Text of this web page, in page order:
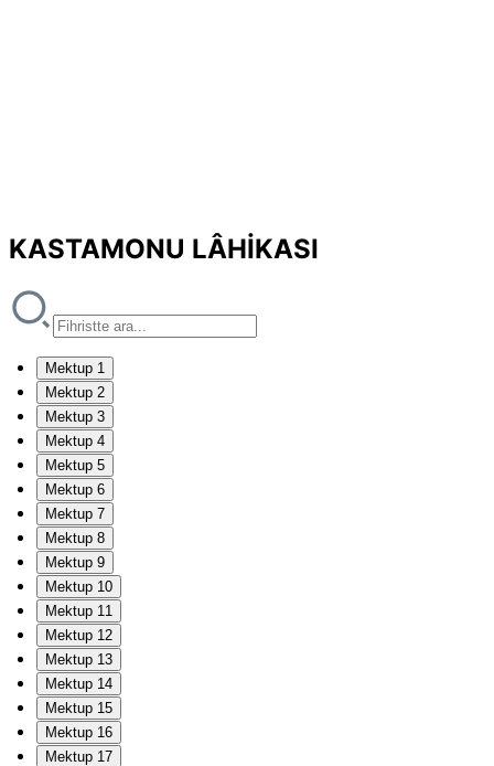
KASTAMONU LÂHİKASI
Mektup 1
Mektup 2
Mektup 3
Mektup 4
Mektup 5
Mektup 6
Mektup 7
Mektup 8
Mektup 9
Mektup 10
Mektup 11
Mektup 12
Mektup 13
Mektup 14
Mektup 15
Mektup 16
Mektup 17